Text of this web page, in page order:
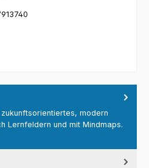
modern
Lernfeldern und mit Mindmaps.